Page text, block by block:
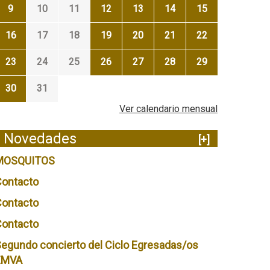
9 10 11 12 13 14 15
16 17 18 19 20 21 22
23 24 25 26 27 28 29
30
31
Ver calendario mensual
Novedades
[+]
concierto del Ciclo Egresadas/os